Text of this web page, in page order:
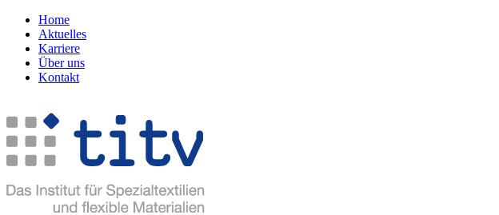
Home
Aktuelles
Karriere
Über uns
Kontakt